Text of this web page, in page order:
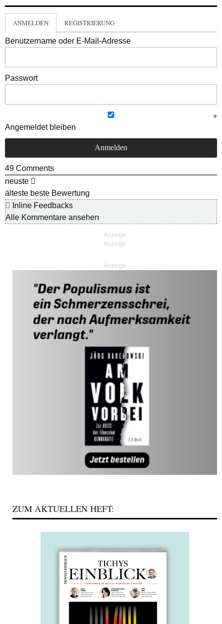
ANMELDEN REGISTRIERUNG
Benutzername oder E-Mail-Adresse
Passwort
Angemeldet bleiben
49 Comments
neuste
älteste beste Bewertung
Inline Feedbacks
Alle Kommentare ansehen
Anzeige
ZUM AKTUELLEN HEFT: